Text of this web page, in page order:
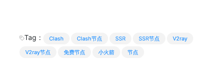
Tag： Clash Clash节点 SSR SSR节点
V2ray
V2ray节点
免费节点 小火箭 节点